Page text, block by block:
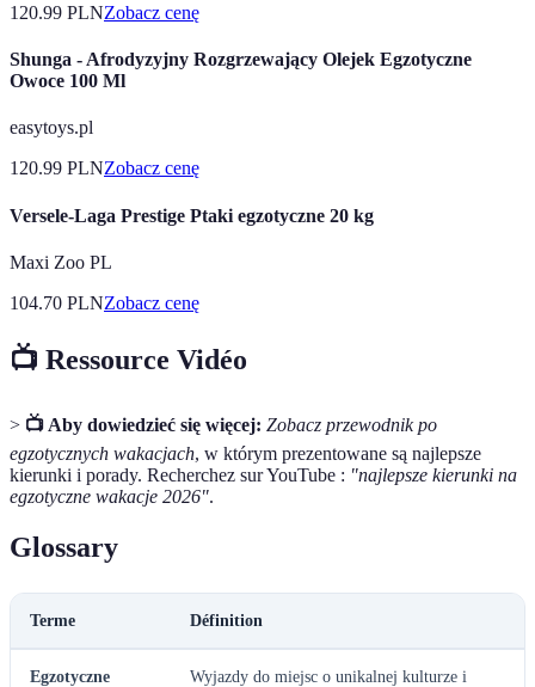
120.99 PLNZobacz cenę
Shunga - Afrodyzyjny Rozgrzewający Olejek Egzotyczne
Owoce 100 Ml
easytoys.pl
120.99 PLNZobacz cenę
Versele-Laga Prestige Ptaki egzotyczne 20 kg
Maxi Zoo PL
104.70 PLNZobacz cenę
📺 Ressource Vidéo
> 📺 Aby dowiedzieć się więcej: Zobacz przewodnik po
egzotycznych wakacjach, w którym prezentowane są najlepsze
kierunki i porady. Recherchez sur YouTube : "najlepsze kierunki na
egzotyczne wakacje 2026".
Glossary
Terme Définition
Egzotyczne
Wyjazdy do miejsc o unikalnej kulturze i